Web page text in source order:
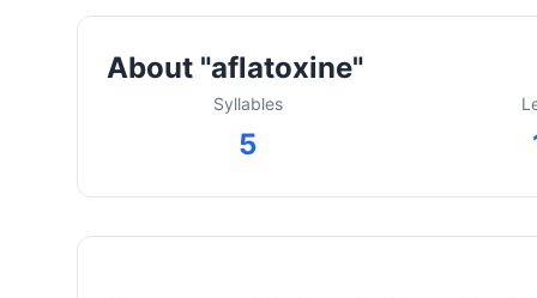
About "aflatoxine"
Syllables
5